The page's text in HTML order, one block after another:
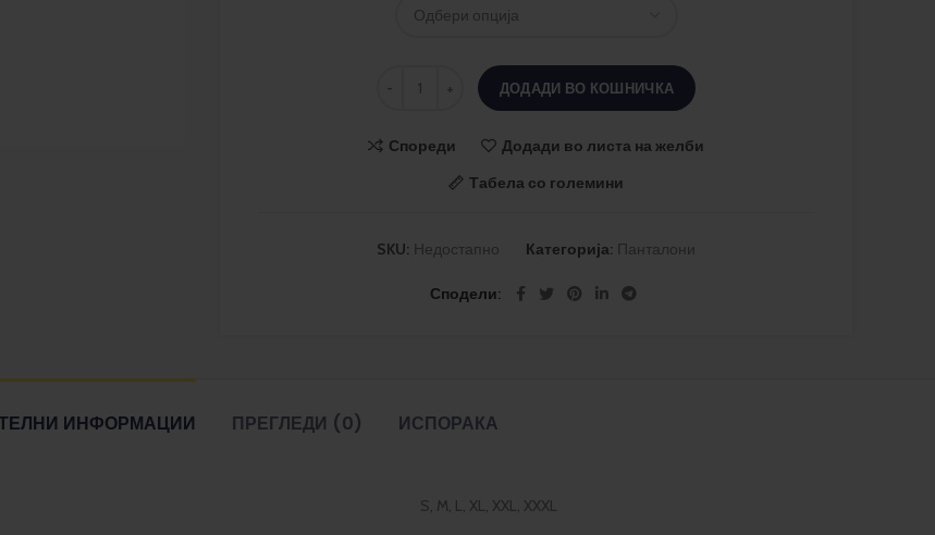
ДОДАДИ ВО КОШНИЧКА
Спореди
Додади во листа на желби
Табела со големини
SKU: Недостапно Категорија: Панталони
Сподели
ИНФОРМАЦИИ ПРЕГЛЕДИ (0) ИСПОРАКА
S, M, L, XL, XXL, XXXL